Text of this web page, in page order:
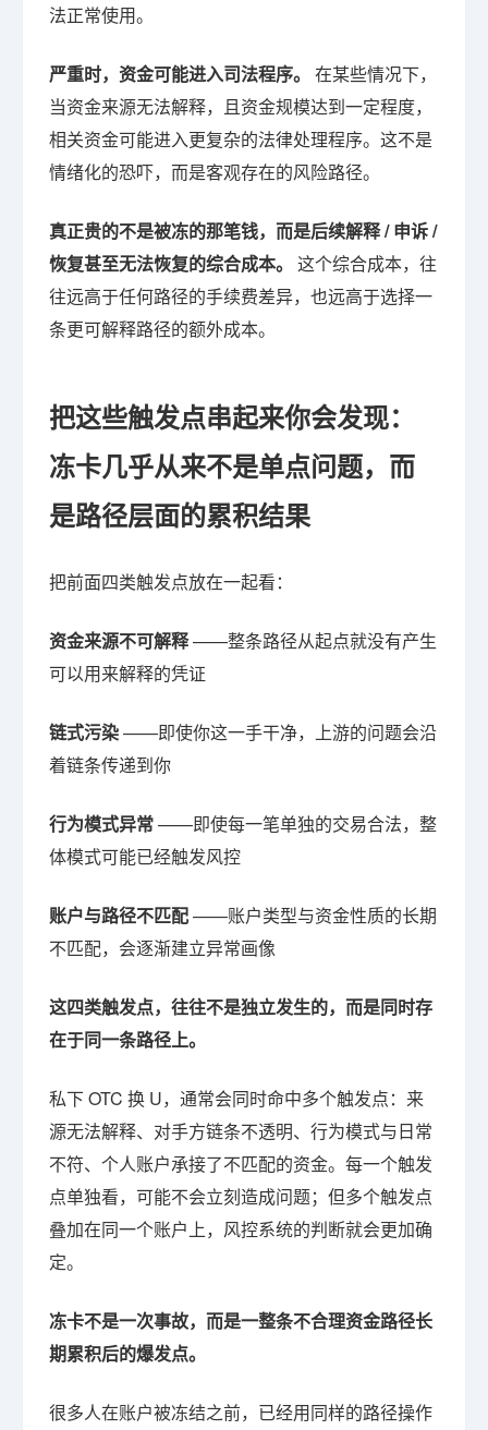
法正常使用。
严重时，资金可能进入司法程序。 在某些情况下，
当资金来源无法解释，且资金规模达到一定程度，
相关资金可能进入更复杂的法律处理程序。这不是
情绪化的恐吓，而是客观存在的风险路径。
真正贵的不是被冻的那笔钱，而是后续解释 / 申诉 /
恢复甚至无法恢复的综合成本。 这个综合成本，往
往远高于任何路径的手续费差异，也远高于选择一
条更可解释路径的额外成本。
把这些触发点串起来你会发现：
冻卡几乎从来不是单点问题，而
是路径层面的累积结果
把前面四类触发点放在一起看：
资金来源不可解释——整条路径从起点就没有产生
可以用来解释的凭证
链式污染——即使你这一手干净，上游的问题会沿
着链条传递到你
行为模式异常——即使每一笔单独的交易合法，整
体模式可能已经触发风控
账户与路径不匹配——账户类型与资金性质的长期
不匹配，会逐渐建立异常画像
这四类触发点，往往不是独立发生的，而是同时存
在于同一条路径上。
私下 OTC 换 U，通常会同时命中多个触发点：来
源无法解释、对手方链条不透明、行为模式与日常
不符、个人账户承接了不匹配的资金。每一个触发
点单独看，可能不会立刻造成问题；但多个触发点
叠加在同一个账户上，风控系统的判断就会更加确
定。
冻卡不是一次事故，而是一整条不合理资金路径长
期累积后的爆发点。
很多人在账户被冻结之前，已经用同样的路径操作